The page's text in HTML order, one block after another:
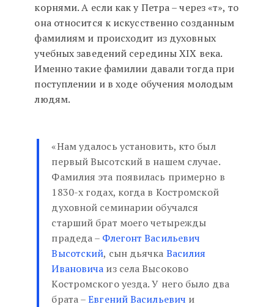
корнями. А если как у Петра – через «т», то
она относится к искусственно созданным
фамилиям и происходит из духовных
учебных заведений середины XIX века.
Именно такие фамилии давали тогда при
поступлении и в ходе обучения молодым
людям.
«Нам удалось установить, кто был
первый Высотский в нашем случае.
Фамилия эта появилась примерно в
1830-х годах, когда в Костромской
духовной семинарии обучался
старший брат моего четырежды
прадеда – Флегонт Васильевич
Высотский, сын дьячка Василия
Ивановича из села Высоково
Костромского уезда. У него было два
брата –Евгений Васильевич и